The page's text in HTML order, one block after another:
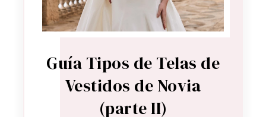
Guía Tipos de Telas de
Vestidos de Novia
(parte II)